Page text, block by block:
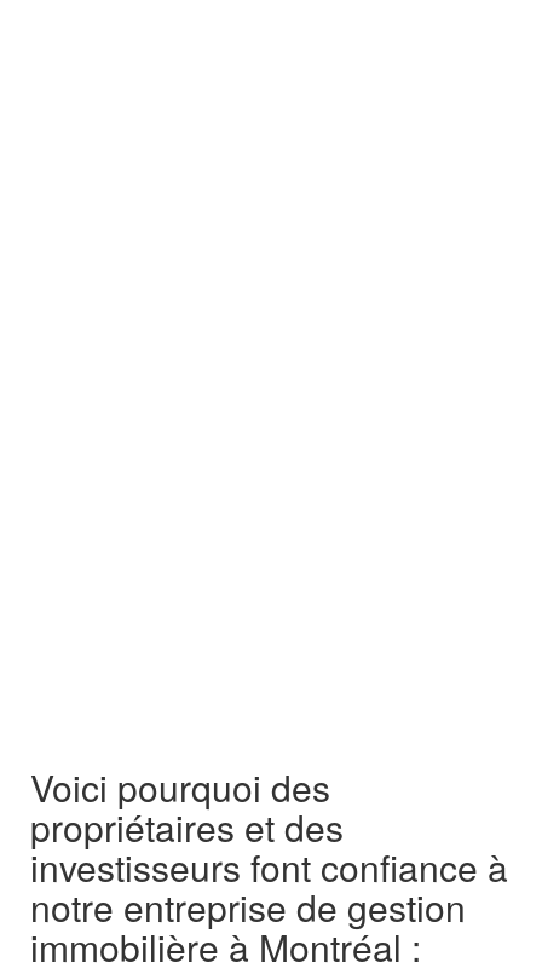
Voici pourquoi des
propriétaires et des
investisseurs font confiance à
notre entreprise de gestion
immobilière à Montréal :